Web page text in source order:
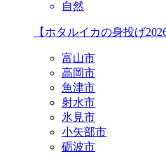
自然
【ホタルイカの身投げ
富山市
高岡市
魚津市
射水市
氷見市
小矢部市
砺波市